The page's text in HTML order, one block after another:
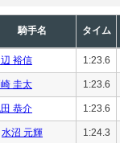
騎手名 タイム
裕信 1:23.6
崎 圭太 1:23.6
恭介 1:23.6
水沼 元輝 1:24.3